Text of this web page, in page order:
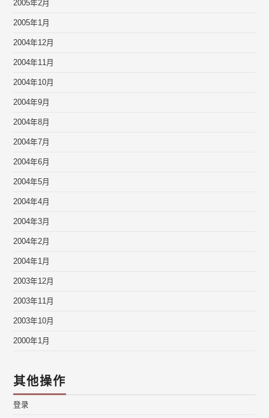
2005年2月
2005年1月
2004年12月
2004年11月
2004年10月
2004年9月
2004年8月
2004年7月
2004年6月
2004年5月
2004年4月
2004年3月
2004年2月
2004年1月
2003年12月
2003年11月
2003年10月
2000年1月
其他操作
登录